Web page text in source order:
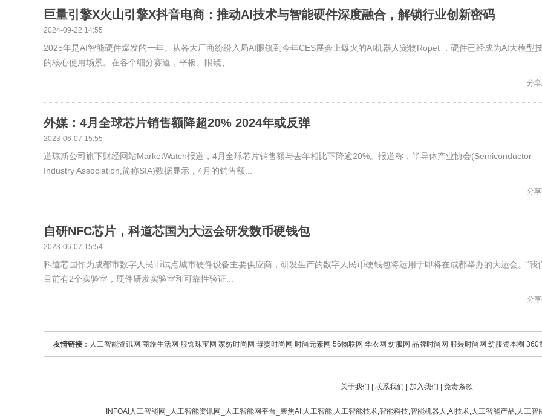
巨量引擎X火山引擎X抖音电商：推动AI技术与智能硬件深度融合，解锁行业创新密码
2024-09-22 14:55
2025年是AI智能硬件爆发的一年。从各大厂商纷纷入局AI眼镜到今年CES展会上爆火的AI机器人宠物Ropet ，硬件已经成为AI大模型
的核心使用场景。在各个细分赛道，平板、眼镜、...
分享
外媒：4月全球芯片销售额降超20% 2024年或反弹
2023-06-07 15:55
道琼斯公司旗下财经网站MarketWatch报道，4月全球芯片销售额与去年相比下降逾20%。报道称，半导体产业协会(Semiconductor
Industry Association,简称SIA)数据显示，4月的销售额...
分享
自研NFC芯片，科道芯国为大运会研发数币硬钱包
2023-06-07 15:54
科道芯国作为成都市数字人民币试点城市硬件设备主要供应商，研发生产的数字人民币硬钱包将运用于即将在成都举办的大运会。“我
目前有2个实验室，硬件研发实验室和可靠性验证...
分享
友情链接 ： 人工智能资讯网 商旅生活网 服饰珠宝网 家纺时尚网 母婴时尚网 时尚元素网 56物联网 华衣网 纺服网 品牌时尚网 服装时尚网 纺服资本圈 360
关于我们 联系我们 加入我们 免责条款
INFOAI 人工智能网 人工智能资讯网 人工智能网平台_聚焦AI,人工智能,人工智能技术,智能科技,智能机器人,AI技术,人工智能产品,人工智